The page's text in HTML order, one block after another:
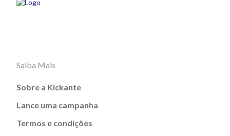
Saiba Mais
Sobre a Kickante
Lance uma campanha
Termos e condições